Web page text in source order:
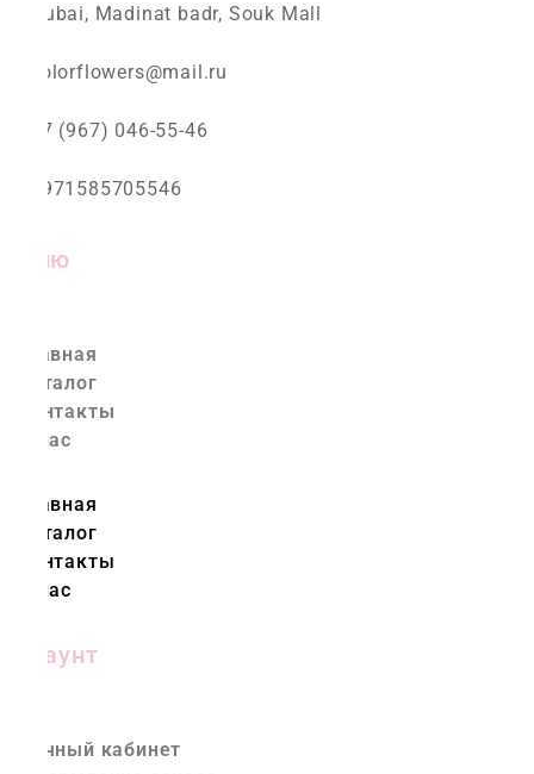
Dubai, Madinat badr, Souk Mall
colorflowers@mail.ru
+7 (967) 046-55-46
+971585705546
Меню
Главная
Каталог
Контакты
О нас
Главная
Каталог
Контакты
О нас
Аккаунт
Личный кабинет